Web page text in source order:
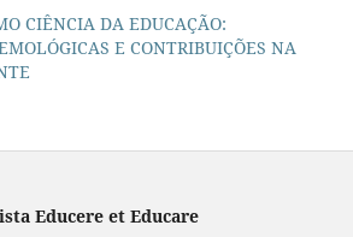
CIÊNCIA DA EDUCAÇÃO:
E CONTRIBUIÇÕES NA
Educere et Educare